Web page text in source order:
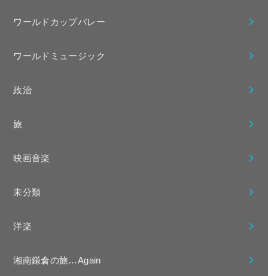
ワールドカップバレー
ワールドミュージック
政治
旅
映画音楽
未分類
洋楽
湘南鎌倉の旅…Again